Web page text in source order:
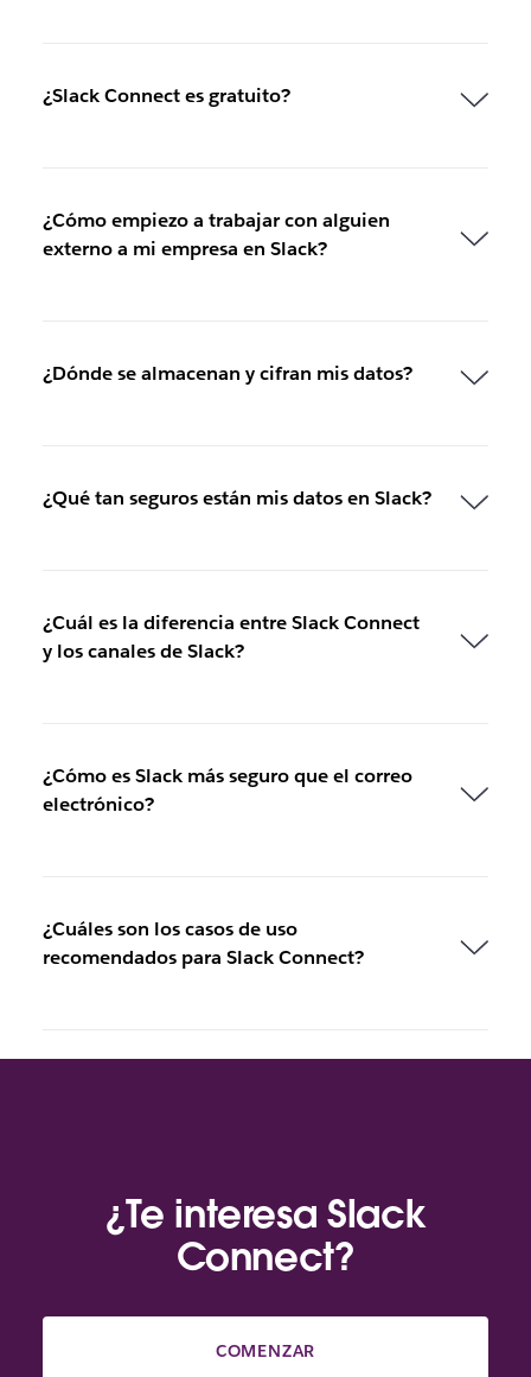
¿Slack Connect es gratuito?
¿Cómo empiezo a trabajar con alguien
externo a mi empresa en Slack?
¿Dónde se almacenan y cifran mis datos?
¿Qué tan seguros están mis datos en Slack?
¿Cuál es la diferencia entre Slack Connect
y los canales de Slack?
¿Cómo es Slack más seguro que el correo
electrónico?
¿Cuáles son los casos de uso
recomendados para Slack Connect?
¿Te interesa Slack
Connect?
COMENZAR